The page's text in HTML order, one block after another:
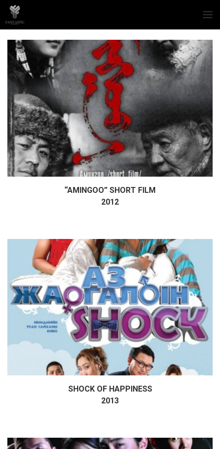
Дэлгэрэнгүй“AMINGOO” SHORT FILM
2012
ДэлгэрэнгүйSHOCK OF HAPPINESS
2013